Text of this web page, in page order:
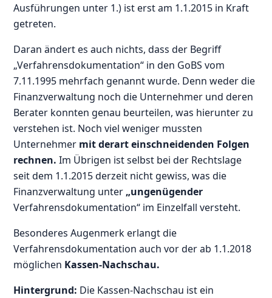
Ausführungen unter 1.) ist erst am 1.1.2015 in Kraft
getreten.
Daran ändert es auch nichts, dass der Begriff
„Verfahrensdokumentation“ in den GoBS vom
7.11.1995 mehrfach genannt wurde. Denn weder die
Finanzverwaltung noch die Unternehmer und deren
Berater konnten genau beurteilen, was hierunter zu
verstehen ist. Noch viel weniger mussten
Unternehmer mit derart einschneidenden Folgen
rechnen. Im Übrigen ist selbst bei der Rechtslage
seit dem 1.1.2015 derzeit nicht gewiss, was die
Finanzverwaltung unter „ungenügender
Verfahrensdokumentation“ im Einzelfall versteht.
Besonderes Augenmerk erlangt die
Verfahrensdokumentation auch vor der ab 1.1.2018
möglichen Kassen-Nachschau.
Hintergrund: Die Kassen-Nachschau ist ein